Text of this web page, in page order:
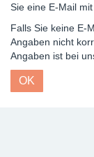
Sie eine E-Mail
Falls Sie keine E-
Angaben nicht
Angaben ist bei
OK